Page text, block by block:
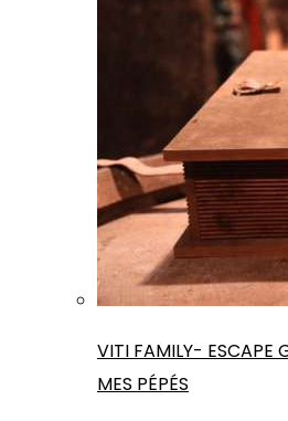
VITI FAMILY- ESCAPE
MES PÉPÉS